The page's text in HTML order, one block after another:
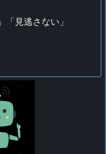
「見逃さない」